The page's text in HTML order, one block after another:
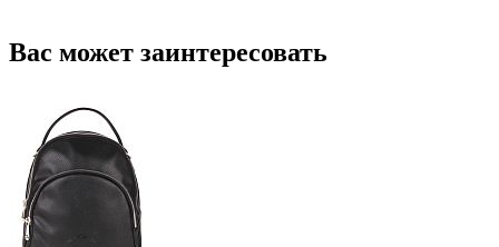
Вас может заинтересовать